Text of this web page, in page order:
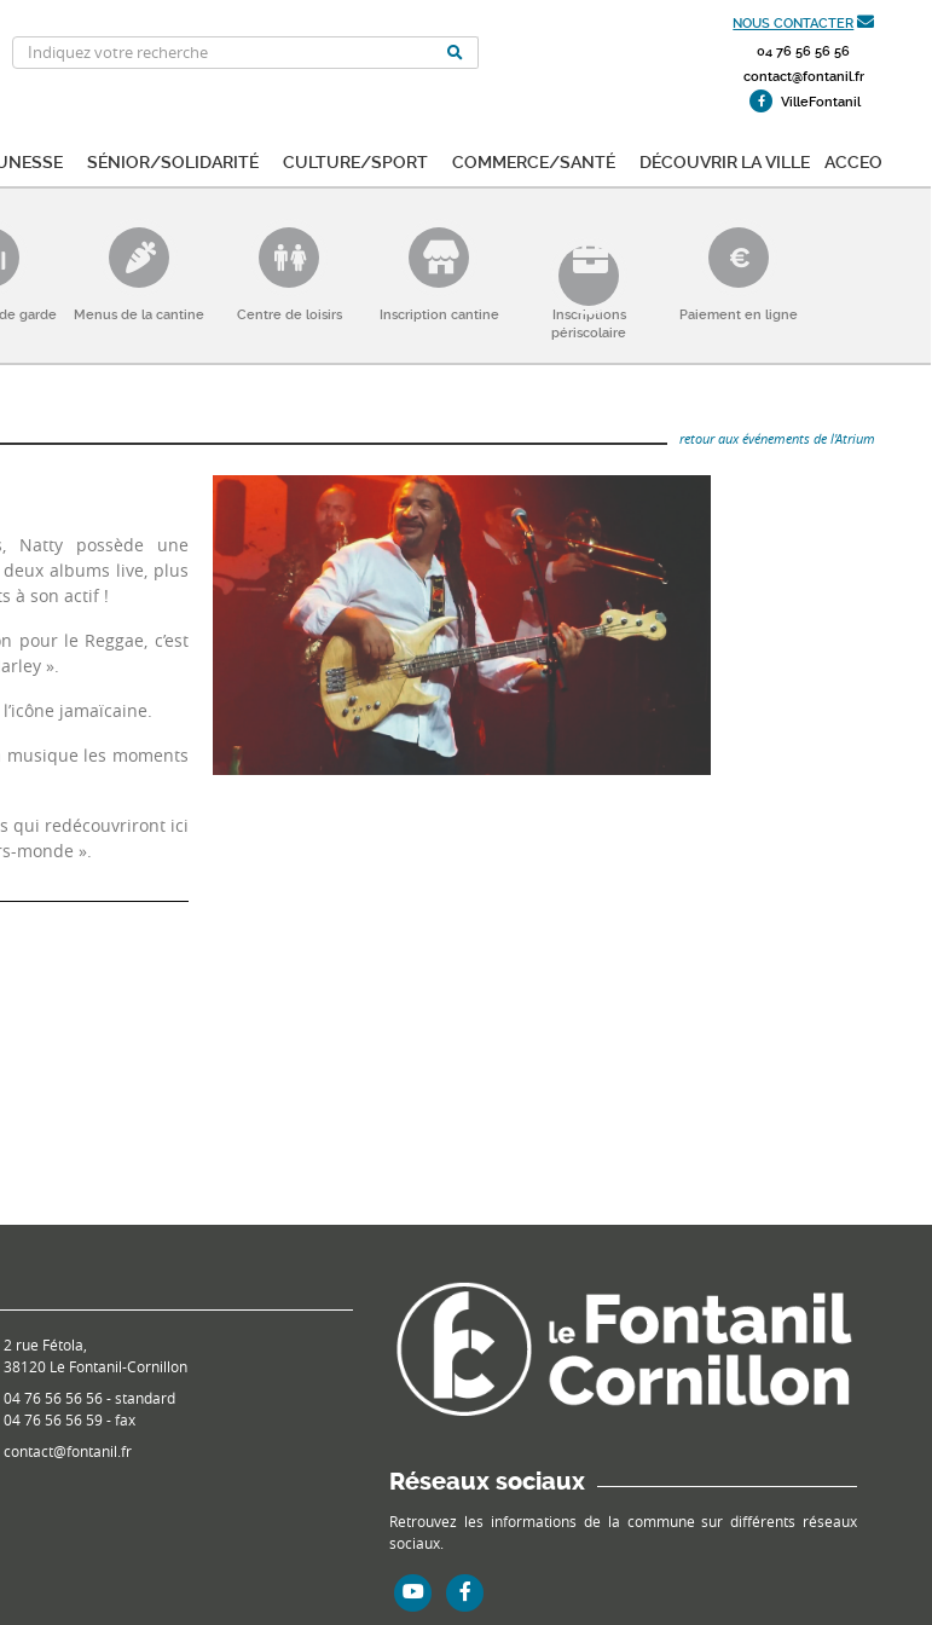
NOUS CONTACTER
04 76 56 56 56
contact@fontanil.fr
VilleFontanil
Sénior/Solidarité Culture/Sport Commerce/Santé Découvrir la ville ACCEO
garde Menus de la cantine Centre de loisirs Inscription cantine
Inscriptions
périscolaire
Paiement en ligne
retour aux événements de l'Atrium
Natty possède une
albums live, plus
à son actif !
pour le Reggae, c’est
».
jamaïcaine.
les moments
qui redécouvriront ici
monde ».
2 rue Fétola,
38120 Le Fontanil-Cornillon
04 76 56 56 56 - standard
04 76 56 56 59 - fax
contact@fontanil.fr
Réseaux sociaux
Retrouvez les informations de la commune sur différents réseaux
sociaux.